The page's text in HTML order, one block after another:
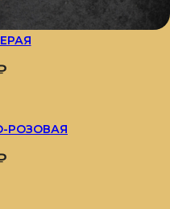
РОЗОВАЯ